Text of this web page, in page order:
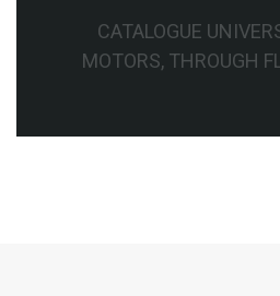
CATALOGUE
MOTORS, THROUGH